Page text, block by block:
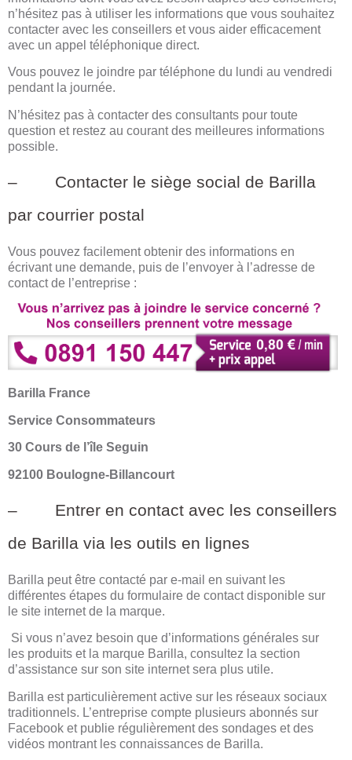
n’hésitez pas à utiliser les informations que vous souhaitez
contacter avec les conseillers et vous aider efficacement
avec un appel téléphonique direct.
Vous pouvez le joindre par téléphone du lundi au vendredi
pendant la journée.
N’hésitez pas à contacter des consultants pour toute
question et restez au courant des meilleures informations
possible.
– Contacter le siège social de Barilla
par courrier postal
Vous pouvez facilement obtenir des informations en
écrivant une demande, puis de l’envoyer à l’adresse de
contact de l’entreprise :
Barilla France
Service Consommateurs
30 Cours de l’île Seguin
92100 Boulogne-Billancourt
– Entrer en contact avec les conseillers
de Barilla via les outils en lignes
Barilla peut être contacté par e-mail en suivant les
différentes étapes du formulaire de contact disponible sur
le site internet de la marque.
Si vous n’avez besoin que d’informations générales sur
les produits et la marque Barilla, consultez la section
d’assistance sur son site internet sera plus utile.
Barilla est particulièrement active sur les réseaux sociaux
traditionnels. L’entreprise compte plusieurs abonnés sur
Facebook et publie régulièrement des sondages et des
vidéos montrant les connaissances de Barilla.